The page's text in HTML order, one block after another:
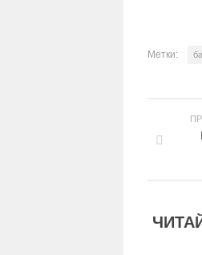
Метки: